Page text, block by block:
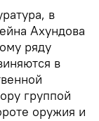
в
Ахундова
ряду
в
группой
оружия и